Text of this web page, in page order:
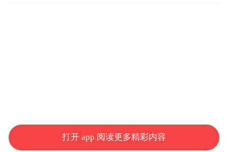
公开资料显示，2020年11月3日，柏某、杨某
打开 app 阅读更多精彩内容